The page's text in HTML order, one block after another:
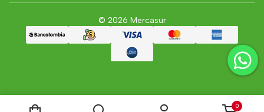
© 2026 Mercasur
0